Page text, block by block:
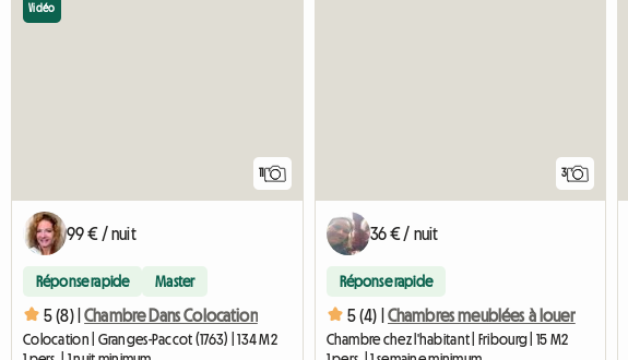
11
Vidéo
99 € / nuit
Réponse rapide Master
5 (8) | Chambre Dans Colocation
Colocation | Granges-Paccot (1763) | 134 M2
3
36 € / nuit
Réponse rapide
5 (4) | Chambres meublées à louer
Chambre chez l'habitant | Fribourg | 15 M2